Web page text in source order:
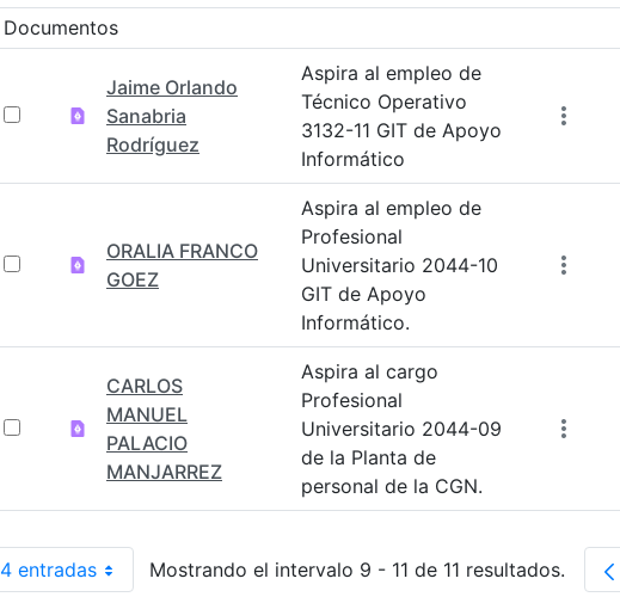
Documentos
Jaime Orlando
Sanabria
Rodríguez
Aspira al empleo de
Técnico Operativo
3132-11 GIT de Apoyo
Informático
ORALIA FRANCO
GOEZ
Aspira al empleo de
Profesional
Universitario 2044-10
GIT de Apoyo
Informático.
CARLOS
MANUEL
PALACIO
MANJARREZ
Aspira al cargo
Profesional
Universitario 2044-09
de la Planta de
personal de la CGN.
4 entradasPor páginaMostrando el intervalo 9 - 11 de 11 resultados.